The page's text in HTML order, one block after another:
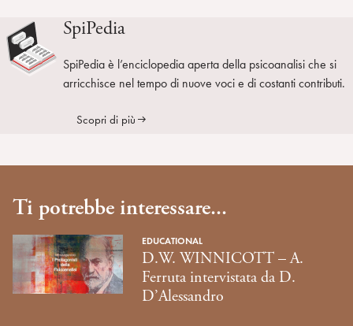
SpiPedia
SpiPedia è l’enciclopedia aperta della psicoanalisi che si
arricchisce nel tempo di nuove voci e di costanti contributi.
Scopri di più
Ti potrebbe interessare...
EDUCATIONAL
D.W. WINNICOTT – A.
Ferruta intervistata da D.
D’Alessandro